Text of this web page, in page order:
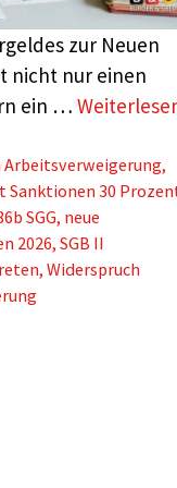
zur Neuen
nicht nur einen
ein …
Arbeitsverweigerung,
Sanktionen 30
SGG, neue
2026, SGB II
, Widerspruch